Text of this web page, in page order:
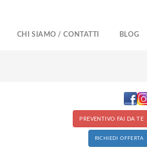
CHI SIAMO / CONTATTI BLOG
PREVENTIVO FAI DA TE
RICHIEDI OFFERTA